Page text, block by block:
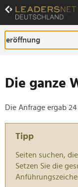
Zum
Inhalt
Zur
Fußzeilen-
Navigation
Die ganze
Die Anfrage ergab 24
Tipp
Seiten suchen,
Setzen Sie die